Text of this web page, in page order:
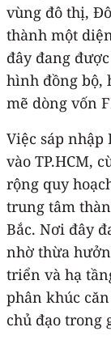
vùng đô thị,
thành một
đây đang
hình đồng bộ,
mẽ dòng vốn
Việc sáp nhập
vào TP.HCM,
rộng quy
trung tâm
Bắc. Nơi đây
nhờ thừa
triển và hạ
phân khúc
chủ đạo trong